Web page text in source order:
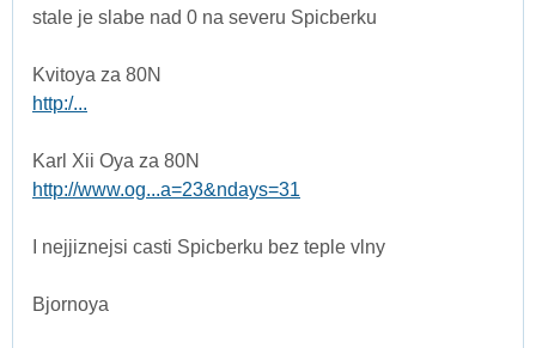
stale je slabe nad 0 na severu Spicberku
Kvitoya za 80N
http:/...
Karl Xii Oya za 80N
http://www.og...a=23&ndays=31
I nejjiznejsi casti Spicberku bez teple vlny
Bjornoya